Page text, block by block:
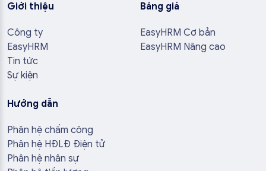
Giới thiệu
Công ty
EasyHRM
Tin tức
Sự kiện
Bảng giá
EasyHRM Cơ bản
EasyHRM Nâng cao
Hướng dẫn
Phân hệ chấm công
Phân hệ HĐLĐ Điện tử
Phân hệ nhân sự